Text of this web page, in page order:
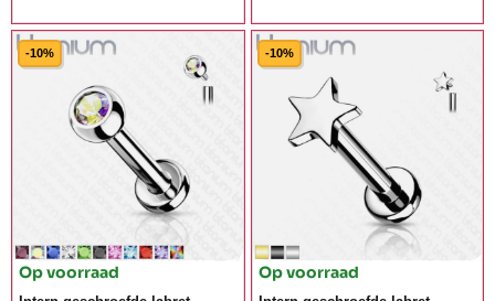
-10%
Op voorraad
-10%
Op voorraad